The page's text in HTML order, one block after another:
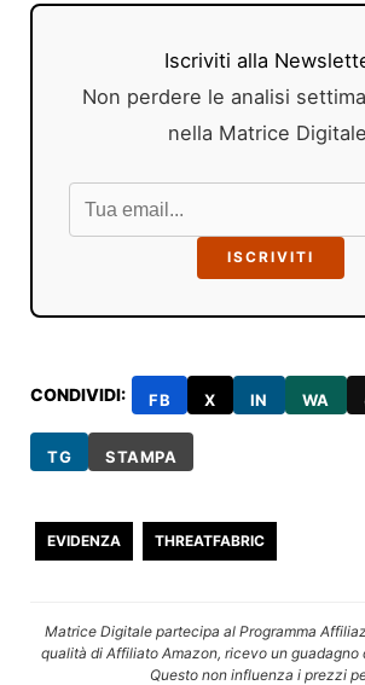
Iscriviti alla
Non perdere le analisi
nella Matrice
ISCRIVITI
CONDIVIDI: FB X IN WA
TG STAMPA
EVIDENZA THREATFABRIC
Matrice Digitale partecipa al Programma
qualità di Affiliato Amazon, ricevo un guadagno
Questo non influenza i prezzi